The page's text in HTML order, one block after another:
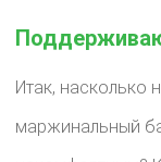
Итак, насколько
маржинальный